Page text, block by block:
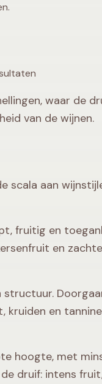
waar de
van de wijnen.
scala aan
fruitig en
en zachte
en
hoogte, met
druif: intens